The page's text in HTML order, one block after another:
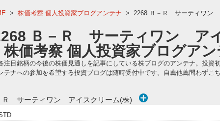
> 株価考察 個人投資家ブログアンテナ > 2268 Ｂ－Ｒ サーティワン
Ｂ－Ｒ サーティワン ア
株価考察 個人投資家ブログア
注目銘柄の今後の株価見通しを記事にしている株ブログのアンテナ。投
テナへの参加を希望する投資ブログは随時受付中です。自薦他薦問わずこ
Ｒ サーティワン アイスクリーム(株)